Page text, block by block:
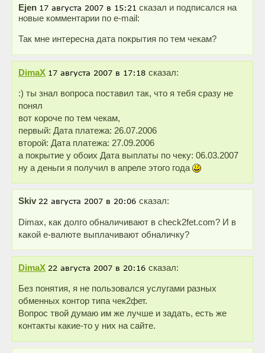
Ejen
сказал и подписался на
новые комментарии по e-mail:
Так мне интересна дата покрытия по тем чекам?
DimaX сказал:
:) ты знал вопроса поставил так, что я тебя сразу не
понял
вот короче по тем чекам,
первый: Дата платежа: 26.07.2006
второй: Дата платежа: 27.09.2006
а покрытие у обоих Дата выплаты по чеку: 06.03.2007
ну а деньги я получил в апреле этого года
Skiv сказал:
Dimax, как долго обналичивают в check2fet.com? И в
какой е-валюте выплачивают обналичку?
DimaX сказал:
Без понятия, я не пользовался услугами разных
обменных контор типа чек2фет.
Вопрос твой думаю им же лучше и задать, есть же
контакты какие-то у них на сайте.